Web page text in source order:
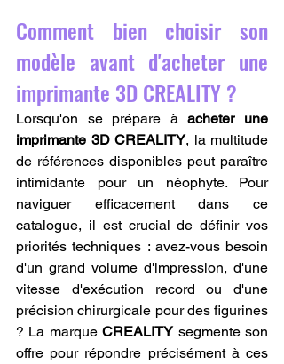
Comment bien choisir son
modèle avant d'acheter une
imprimante 3D CREALITY ?
Lorsqu'on se prépare à acheter une
imprimante 3D CREALITY, la multitude
de références disponibles peut paraître
intimidante pour un néophyte. Pour
naviguer efficacement dans ce
catalogue, il est crucial de définir vos
priorités techniques : avez-vous besoin
d'un grand volume d'impression, d'une
vitesse d'exécution record ou d'une
précision chirurgicale pour des figurines
? La marque CREALITY segmente son
offre pour répondre précisément à ces